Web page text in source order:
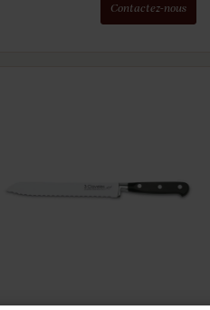
Contactez-nous